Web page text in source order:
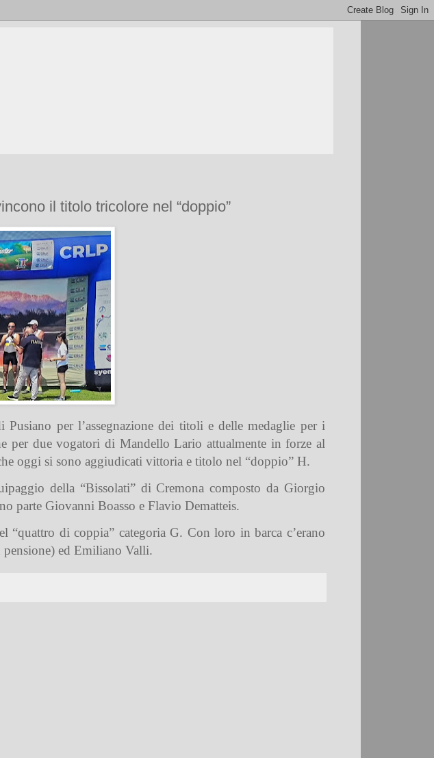
il titolo tricolore nel “doppio”
per l’assegnazione dei titoli e delle medaglie per i
per due vogatori di Mandello Lario attualmente in forze al
oggi si sono aggiudicati vittoria e titolo nel “doppio” H.
della “Bissolati” di Cremona composto da Giorgio
parte Giovanni Boasso e Flavio Dematteis.
di coppia” categoria G. Con loro in barca c’erano
ed Emiliano Valli.